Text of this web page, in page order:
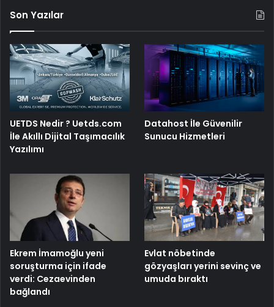
Son Yazılar
UETDS Nedir ? Uetds.com
İle Akıllı Dijital Taşımacılık
Yazılımı
Datahost İle Güvenilir
Sunucu Hizmetleri
Ekrem İmamoğlu yeni
soruşturma için ifade
verdi: Cezaevinden
bağlandı
Evlat nöbetinde
gözyaşları yerini sevinç ve
umuda bıraktı